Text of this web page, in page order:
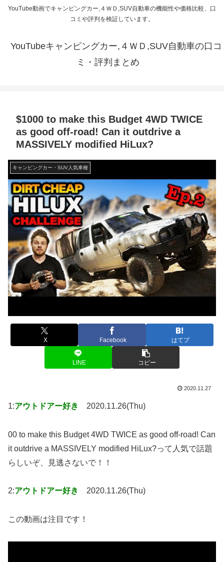
YouTube動画でキャンピングカー,４ＷＤ,SUV自動車の機能性や価格比較、口
コミや評判を検証しています。
YouTubeキャンピングカー,４ＷＤ,SUV自動車の口コ
ミ・評判まとめ
$1000 to make this Budget 4WD TWICE
as good off-road! Can it outdrive a
MASSIVELY modified HiLux?
キャンピングカー・SUV人気車種
X Facebook はてブ
LINE コピー
2020.11.27
1:アウトドアー好き 2020.11.26(Thu)
00 to make this Budget 4WD TWICE as good off-road! Can
it outdrive a MASSIVELY modified HiLux?って人気で話題
らしいぞ、見逃さないで！！
2:アウトドアー好き 2020.11.26(Thu)
この動画は注目です！